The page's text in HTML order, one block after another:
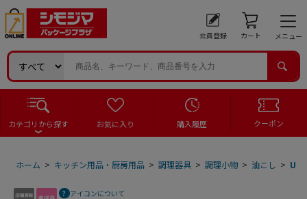
会員登録 カート メニュー
カテゴリから探す お気に入り 購入履歴 クーポン
ホーム > キッチン用品・厨房用品 > 調理器具 > 調理小物 > 油こし > UK
アイコンについて